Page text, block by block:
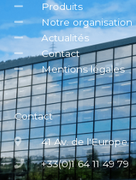
Produits
Notre organisation
Actualités
Contact
Mentions légales
Contact
41 Av. de l'Europe
+33(0)1 64 11 49 79